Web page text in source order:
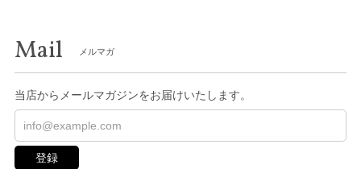
Mail メルマガ
当店からメールマガジンをお届けいたします。
登録